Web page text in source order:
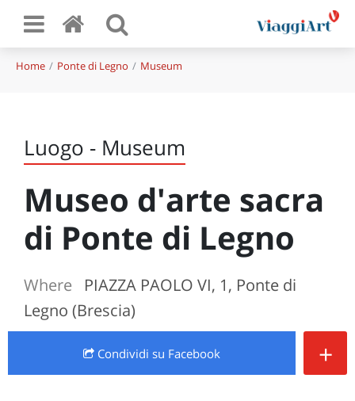
Home Ponte di Legno Museum
Luogo - Museum
Museo d'arte sacra
di Ponte di Legno
Where
PIAZZA PAOLO VI, 1, Ponte di
Legno (Brescia)
Condividi su Facebook +